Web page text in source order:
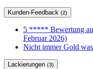
Kunden-Feedback (2)
5 ***** Bewertung
Februar 2026)
Nicht immer Gold
Lackierungen (3)